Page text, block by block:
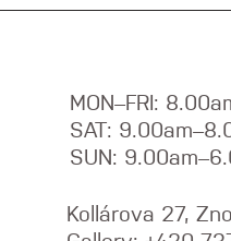
MON–FRI:
SAT:
SUN:
Kollárova 27,